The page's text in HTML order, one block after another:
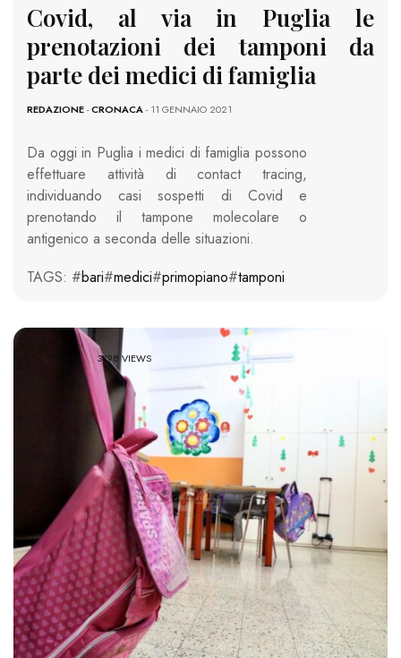
Covid, al via in Puglia le
prenotazioni dei tamponi da
parte dei medici di famiglia
REDAZIONE-CRONACA- 11 GENNAIO 2021
Da oggi in Puglia i medici di famiglia possono
effettuare attività di contact tracing,
individuando casi sospetti di Covid e
prenotando il tampone molecolare o
antigenico a seconda delle situazioni.
TAGS: #bari#medici#primopiano#tamponi
3798 VIEWS